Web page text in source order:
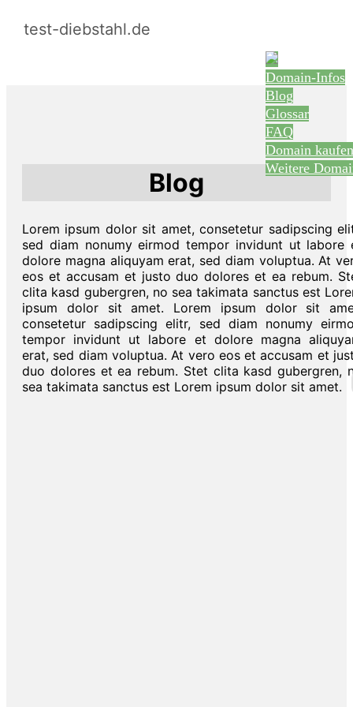
test-diebstahl.de
Domain-Infos
Blog
Glossar
FAQ
Domain kaufen
Weitere
Blog
Lorem ipsum dolor sit amet, consetetur sadipscing
sed diam nonumy eirmod tempor invidunt ut labore
dolore magna aliquyam erat, sed diam voluptua. At
eos et accusam et justo duo dolores et ea rebum.
clita kasd gubergren, no sea takimata sanctus est
ipsum dolor sit amet. Lorem ipsum dolor sit
consetetur sadipscing elitr, sed diam nonumy
tempor invidunt ut labore et dolore magna
erat, sed diam voluptua. At vero eos et accusam et
duo dolores et ea rebum. Stet clita kasd gubergren,
sea takimata sanctus est Lorem ipsum dolor sit amet.